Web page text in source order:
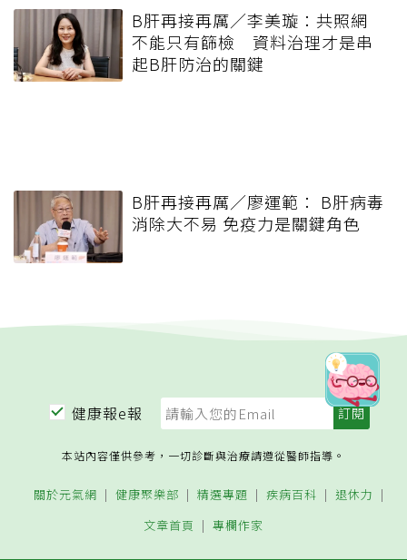
B肝再接再厲／李美璇：共照網
不能只有篩檢 資料治理才是串
起B肝防治的關鍵
B肝再接再厲／廖運範： B肝病毒
消除大不易 免疫力是關鍵角色
健康報e報
本站內容僅供參考，一切診斷與治療請遵從醫師指導。
關於元氣網 健康聚樂部 精選專題 疾病百科
退休力
文章首頁
專欄作家